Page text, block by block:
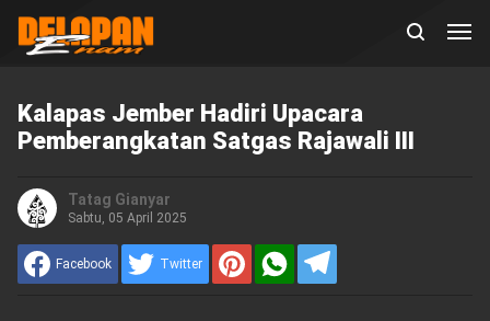
Kalapas Jember Hadiri Upacara
Pemberangkatan Satgas Rajawali III
Tatag Gianyar
Sabtu, 05 April 2025
Facebook Twitter